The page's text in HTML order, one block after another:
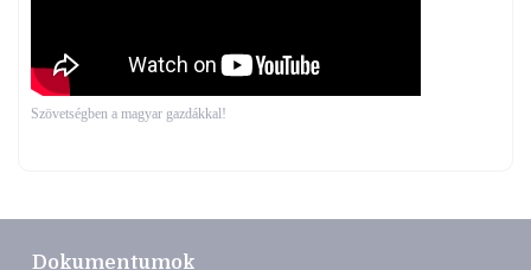
Szövetségben a magyar gazdákkal!
Dokumentumok